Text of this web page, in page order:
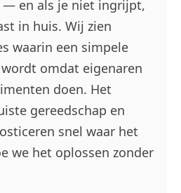
en als je niet ingrijpt,
in huis. Wij zien
waarin een simpele
omdat eigenaren
doen. Het
gereedschap en
snel waar het
we het oplossen zonder